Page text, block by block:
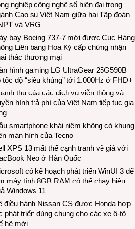
nghiệp công nghệ số hiện đại trong
Cao su Việt Nam giữa hai Tập đoàn
và VRG
bay Boeing 737-7 mới được Cục Hàng
Liên bang Hoa Kỳ cấp chứng nhận
thác thương mại
hình gaming LG UltraGear 25G590B
tốc độ “siêu khủng” tới 1.000Hz ở FHD+
thu của các dịch vụ viễn thông và
hình trả phí của Việt Nam tiếp tục gia
smartphone khái niệm không có khung
màn hình của Tecno
XPS 13 mất thế cạnh tranh về giá với
Neo ở Hàn Quốc
có kế hoạch phát triển WinUI 3 để
máy tính 8GB RAM có thể chạy hiệu
Windows 11
điều hành Nissan OS được Honda hợp
phát triển dùng chung cho các xe ô-tô
hệ mới